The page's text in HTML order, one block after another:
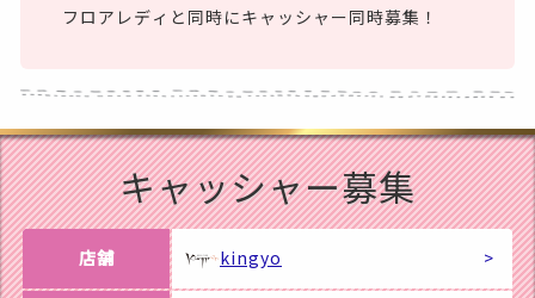
フロアレディと同時にキャッシャー同時募集！
キャッシャー募集
店舗 kingyo